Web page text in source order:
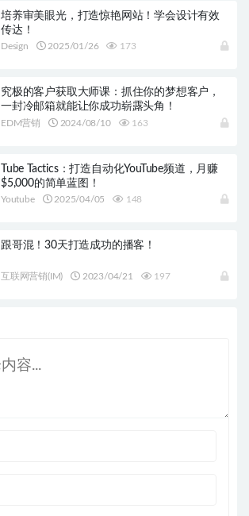
培养审美眼光，打造惊艳网站！学会设计有效
传达！
Design 2025/01/26 173
究极的客户获取大师课：抓住你的梦想客户，
一封冷邮箱就能让你成功崭露头角！
EDM营销 2024/08/10 163
Tube Tactics：打造自动化YouTube频道，月赚
$5,000的简单蓝图！
Youtube 2025/04/05 148
跟哥混！30天打造成功的播客！
互联网营销(IM) 2023/04/21 197